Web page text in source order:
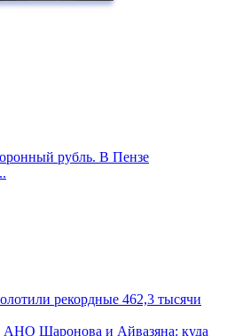
рубль. В Пензе
рекордные 462,3 тысячи